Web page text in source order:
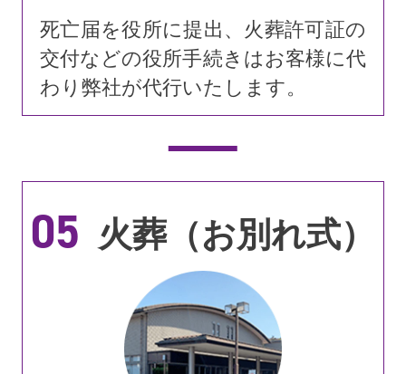
死亡届を役所に提出、火葬許可証の
交付などの役所手続きはお客様に代
わり弊社が代行いたします。
05 火葬（お別れ式）